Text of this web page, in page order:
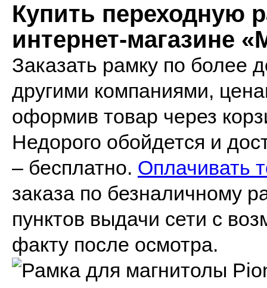
Купить переходную
интернет-магазине
Заказать рамку по более
другими компаниями,
оформив товар через
Недорого обойдется и
– бесплатно. Оплачивать
заказа по безналичному
пунктов выдачи сети с
факту после осмотра.